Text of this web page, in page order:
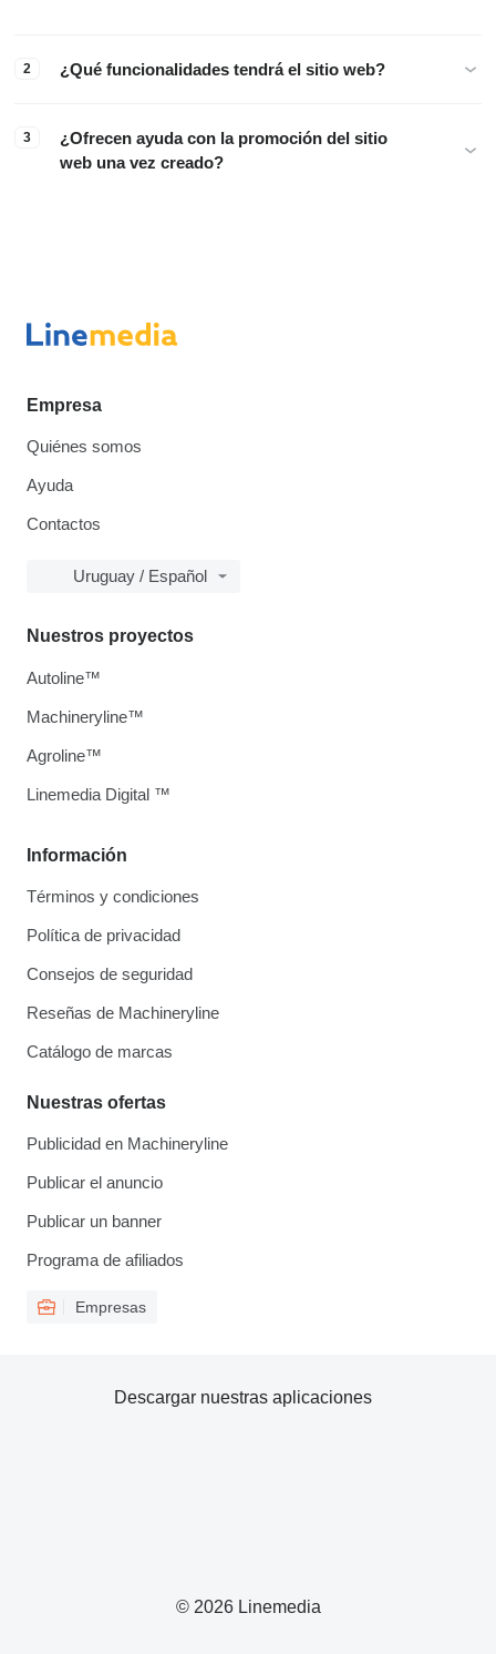
2 ¿Qué funcionalidades tendrá el sitio web?
3
¿Ofrecen ayuda con la promoción del sitio
web una vez creado?
Empresa
Quiénes somos
Ayuda
Contactos
Uruguay / Español
Información
Términos y condiciones
Política de privacidad
Consejos de seguridad
Reseñas de Machineryline
Catálogo de marcas
Nuestras ofertas
Publicidad en Machineryline
Publicar el anuncio
Publicar un banner
Programa de afiliados
Empresas
Nuestros proyectos
Autoline™
Machineryline™
Agroline™
Linemedia Digital ™
© 2026 Linemedia
Descargar nuestras aplicaciones